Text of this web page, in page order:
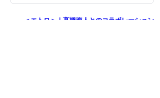
＜エトロ＞｜髙橋海人とのコラボレーション